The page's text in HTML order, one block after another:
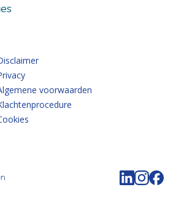
Volg de
Volg
voorwaarden